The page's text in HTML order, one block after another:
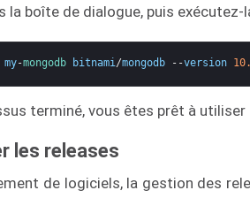
la boîte de dialogue, puis exécutez-
my-mongodb bitnami /mongodb --version
terminé, vous êtes prêt à utiliser
les releases
de logiciels, la gestion des